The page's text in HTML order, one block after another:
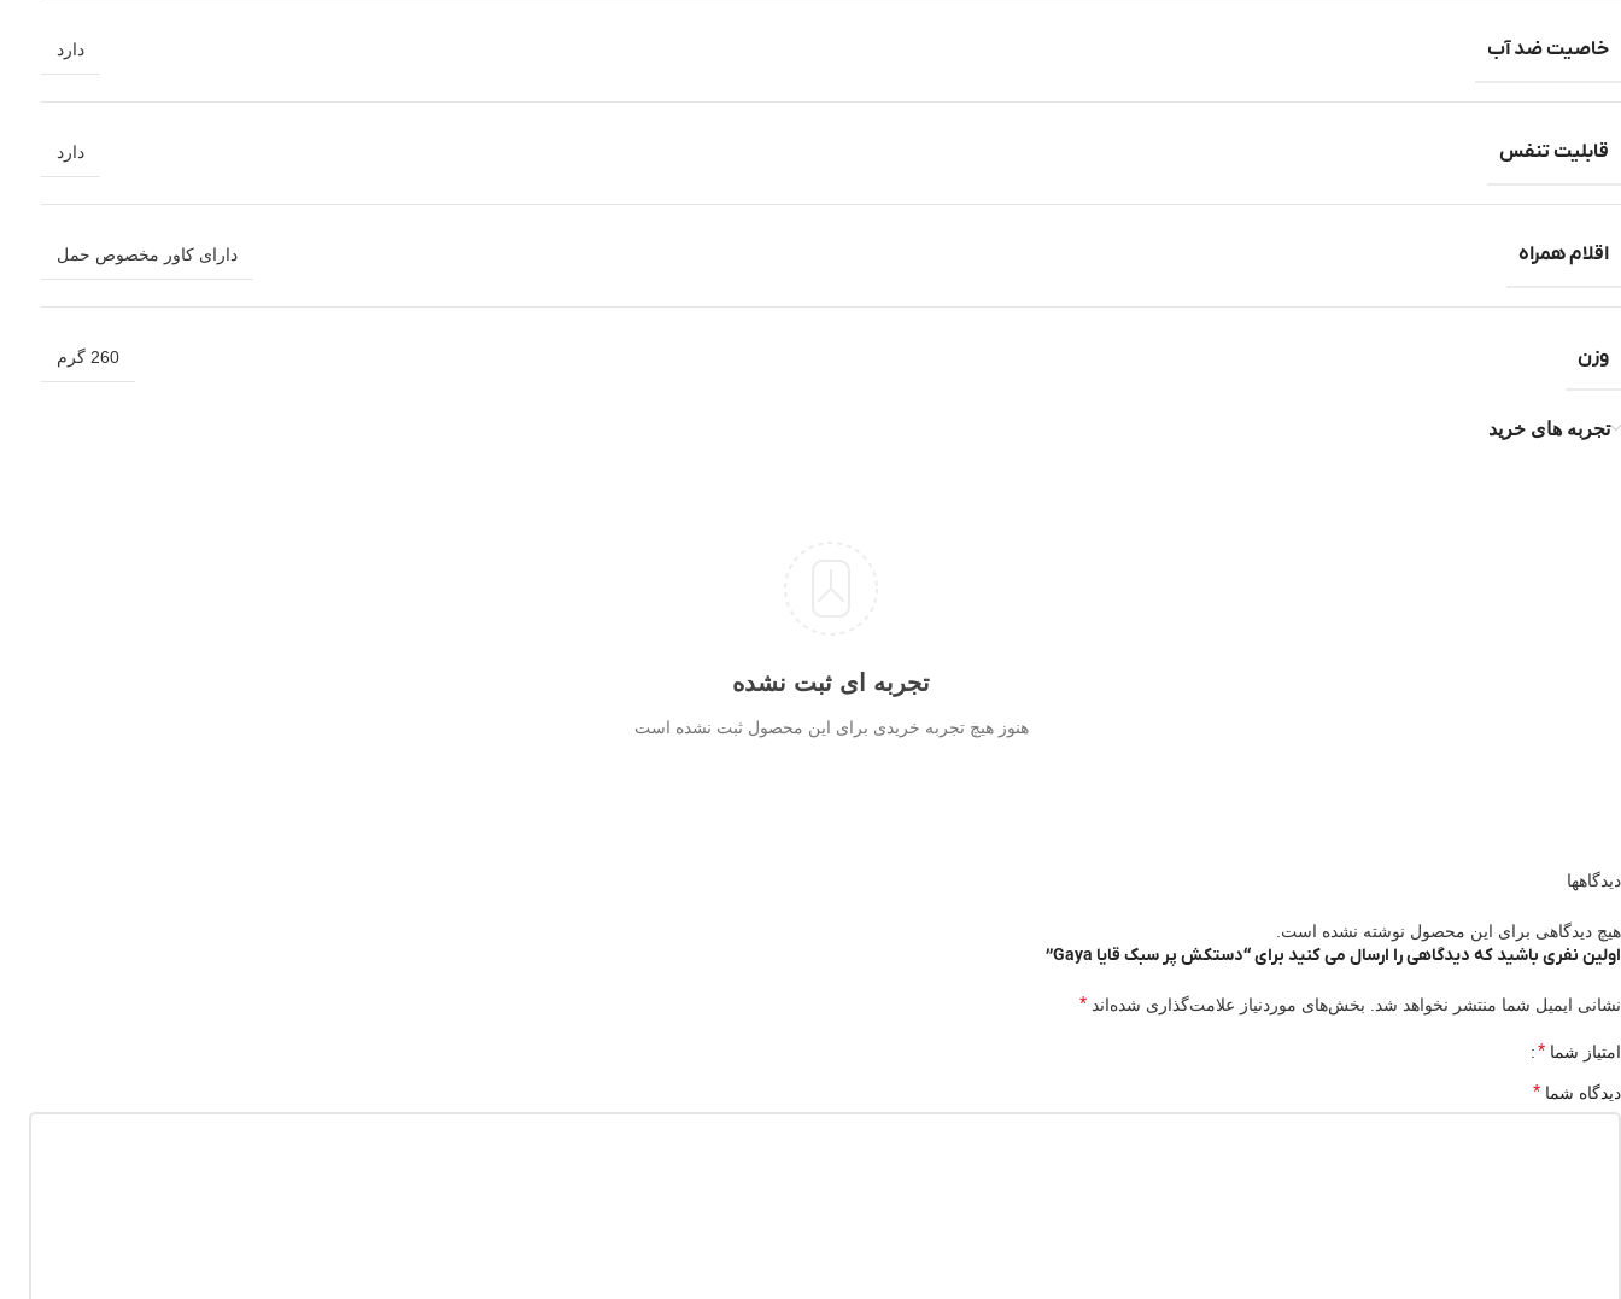
خاصیت ضد آب دارد
قابلیت تنفس دارد
اقلام همراه دارای کاور مخصوص حمل
وزن 260 گرم
تجربه های خرید
تجربه ای ثبت نشده
هنوز هیچ تجربه خریدی برای این محصول ثبت نشده است
دیدگاهها
هیچ دیدگاهی برای این محصول نوشته نشده است.
اولین نفری باشید که دیدگاهی را ارسال می کنید برای “دستکش پر سبک قایا Gaya”
نشانی ایمیل شما منتشر نخواهد شد. بخش‌های موردنیاز علامت‌گذاری شده‌اند *
امتیاز شما *
دیدگاه شما *